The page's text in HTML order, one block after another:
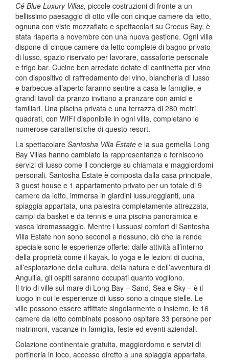
Cé Blue Luxury Villas, piccole costruzioni di fronte a un
bellissimo paesaggio di otto ville con cinque camere da letto,
ognuna con viste mozzafiato e spettacolari su Crocus Bay, è
stata riaperta a novembre con una nuova gestione. Ogni villa
dispone di cinque camere da letto complete di bagno privato
di lusso, spazio riservato per lavorare, cassaforte personale
e frigo bar. Cucine ben arredate dotate di cantinetta per vino
con dispositivo di raffredamento del vino, biancheria di lusso
e barbecue all’aperto faranno sentire a casa le famiglie, e
grandi tavoli da pranzo invitano a pranzare con amici e
familiari. Una piscina privata e una terrazza di 280 metri
quadrati, con WIFI disponibile in ogni villa, completano le
numerose caratteristiche di questo resort.
La spettacolare Santosha Villa Estate e la sua gemella Long
Bay Villas hanno cambiato la rappresentanza e forniscono
servizi di lusso come il concierge su chiamata e maggiordomi
personali. Santosha Estate è composta dalla casa principale,
3 guest house e 1 appartamento privato per un totale di 9
camere da letto, immersa in giardini lussureggianti, una
spiaggia appartata, una palestra completamente attrezzata,
campi da basket e da tennis e una piscina panoramica e
vasca idromassaggio. Mentre i lussuosi comfort di Santosha
Villa Estate non sono secondi a nessuno, ciò che la rende
speciale sono le esperienze offerte: dalle attività all’interno
della proprietà come il kayak, lo yoga e le lezioni di cucina,
all’esplorazione della cultura, della natura e dell’avventura di
Anguilla, gli ospiti saranno occupati quanto vogliono.
Il trio di ville sul mare di Long Bay – Sand, Sea e Sky – è il
luogo in cui le esperienze di lusso sono a cinque stelle. Le
ville possono essere affittate singolarmente o insieme, le 16
camere da letto combinate possono ospitare 33 persone per
matrimoni, vacanze in famiglia, feste ed eventi aziendali.
Colazione continentale gratuita, maggiordomo e servizi di
portineria in loco, accesso diretto a una spiaggia appartata,